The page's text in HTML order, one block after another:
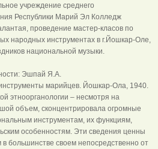
учреждение среднего
Республики Марий Эл Колледж
проведение мастер-класов по
народных инструментах в г.Йошкар-Оле,
национальной музыки.
Эшпай Я.А.
марийцев. Йошкар-Ола, 1940.
этноорганологии – несмотря на
объем, сконцентрировала огромные
инструментам, их функциям,
особенностям. Эти сведения ценны
большинстве своем непосредственно от